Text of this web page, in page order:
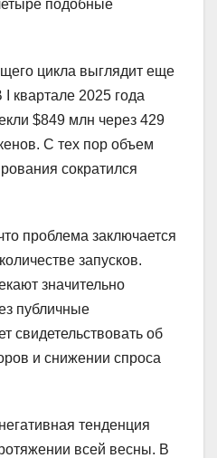
подобные
цикла выглядит еще
квартале 2025 года
$849 млн через 429
С тех пор объем
сократился
проблема заключается
запусков.
значительно
публичные
свидетельствовать об
и снижении спроса
тенденция
всей весны. В